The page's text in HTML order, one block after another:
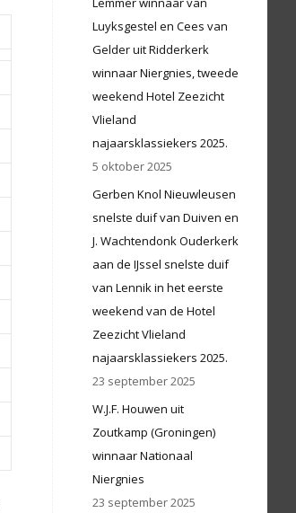
Luyksgestel en Cees van
Gelder uit Ridderkerk
winnaar Niergnies, tweede
weekend Hotel Zeezicht
Vlieland
najaarsklassiekers 2025.
5 oktober 2025
Gerben Knol Nieuwleusen
snelste duif van Duiven en
J. Wachtendonk Ouderkerk
aan de IJssel snelste duif
van Lennik in het eerste
weekend van de Hotel
Zeezicht Vlieland
najaarsklassiekers 2025.
23 september 2025
W.J.F. Houwen uit
Zoutkamp (Groningen)
winnaar Nationaal
Niergnies
23 september 2025